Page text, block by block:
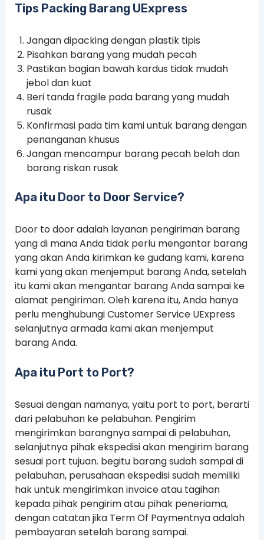
Tips Packing Barang UExpress
Jangan dipacking dengan plastik tipis
Pisahkan barang yang mudah pecah
Pastikan bagian bawah kardus tidak mudah
jebol dan kuat
Beri tanda fragile pada barang yang mudah
rusak
Konfirmasi pada tim kami untuk barang dengan
penanganan khusus
Jangan mencampur barang pecah belah dan
barang riskan rusak
Apa itu Door to Door Service?
Door to door adalah layanan pengiriman barang
yang di mana Anda tidak perlu mengantar barang
yang akan Anda kirimkan ke gudang kami, karena
kami yang akan menjemput barang Anda, setelah
itu kami akan mengantar barang Anda sampai ke
alamat pengiriman. Oleh karena itu, Anda hanya
perlu menghubungi Customer Service UExpress
selanjutnya armada kami akan menjemput
barang Anda.
Apa itu Port to Port?
Sesuai dengan namanya, yaitu port to port, berarti
dari pelabuhan ke pelabuhan. Pengirim
mengirimkan barangnya sampai di pelabuhan,
selanjutnya pihak ekspedisi akan mengirim barang
sesuai port tujuan. begitu barang sudah sampai di
pelabuhan, perusahaan ekspedisi sudah memiliki
hak untuk mengirimkan invoice atau tagihan
kepada pihak pengirim atau pihak peneriama,
dengan catatan jika Term Of Paymentnya adalah
pembayaran setelah barang sampai.